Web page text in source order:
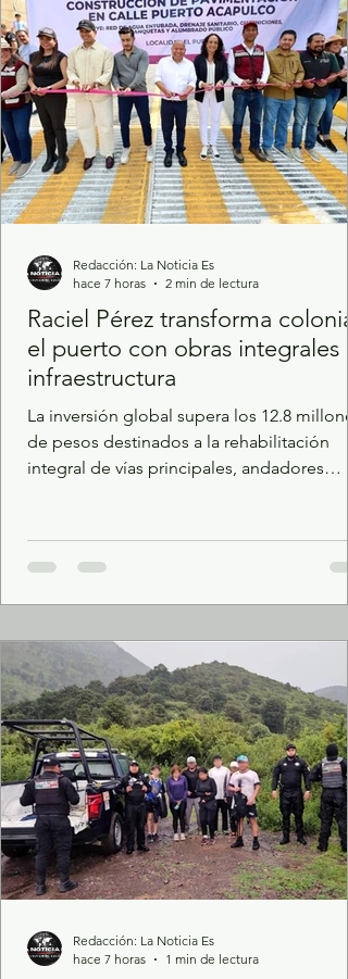
Raciel Pérez transforma colonia
el puerto con obras integrales
infraestructura
La inversión global supera los 12.8
de pesos destinados a la rehabilitación
integral de vías principales, andadores
comunidad mediante la renovación de
drenaje, agua potable, pavimentación con
compromiso de dignificar el entorno
urbano y garantizar servicios públicos de
calidad para las familias del municipio, el
Redacción: La Noticia Es
hace 7 horas
2 min de lectura
Redacción: La Noticia Es
hace 7 horas
1 min de lectura